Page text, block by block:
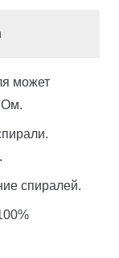
может
Ом.
спиралей.